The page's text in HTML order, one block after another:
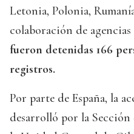
Letonia, Polonia,
colaboración de
fueron detenidas 166
registros.
Por parte de España, la
desarrolló por la